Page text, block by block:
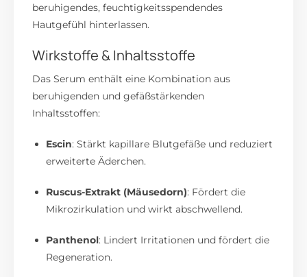
beruhigendes, feuchtigkeitsspendendes
Hautgefühl hinterlassen.
Wirkstoffe & Inhaltsstoffe
Das Serum enthält eine Kombination aus
beruhigenden und gefäßstärkenden
Inhaltsstoffen:
Escin:Stärkt kapillare Blutgefäße und reduziert
erweiterte Äderchen.
Ruscus-Extrakt (Mäusedorn): Fördert die
Mikrozirkulation und wirkt abschwellend.
Panthenol: Lindert Irritationen und fördert die
Regeneration.